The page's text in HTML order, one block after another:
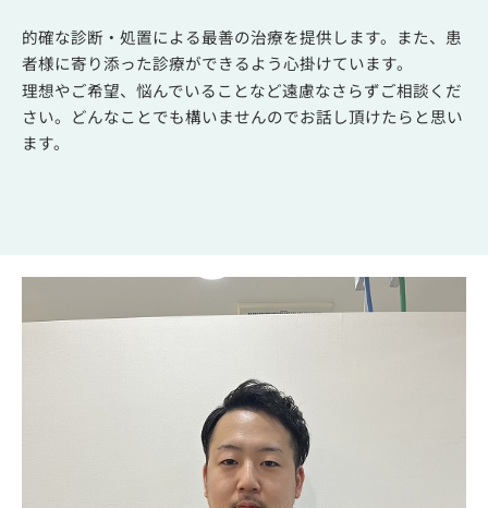
的確な診断・処置による最善の治療を提供します。また、患
者様に寄り添った診療ができるよう心掛けています。
理想やご希望、悩んでいることなど遠慮なさらずご相談くだ
さい。どんなことでも構いませんのでお話し頂けたらと思い
ます。